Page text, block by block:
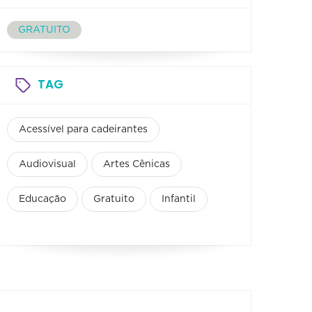
GRATUITO
TAG
Acessível para cadeirantes
Audiovisual Artes Cênicas
Educação Gratuito Infantil